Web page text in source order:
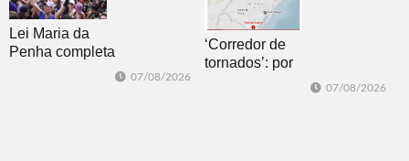
Lei Maria da
Penha completa
07/08/2026
‘Corredor de
tornados’: por
07/08/2026